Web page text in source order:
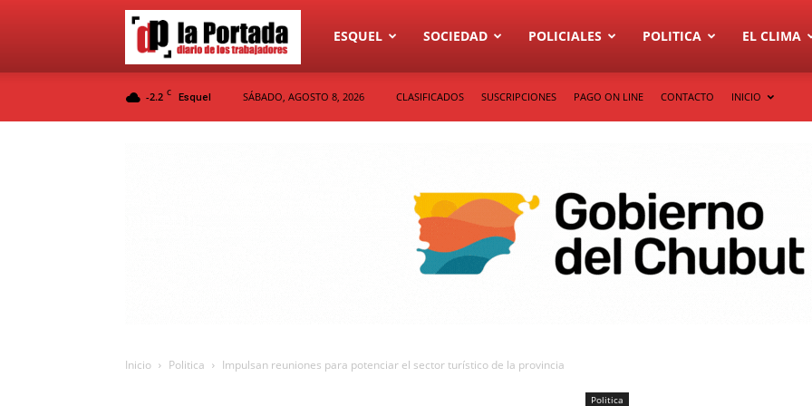
Diario
ESQUEL SOCIEDAD POLICIALES POLITICA EL CLIMA
-2.2 C Esquel SÁBADO, AGOSTO 8, 2026 CLASIFICADOS SUSCRIPCIONES PAGO ON LINE CONTACTO INICIO
Inicio Politica Impulsan reuniones para potenciar el sector turístico de la provincia
Politica